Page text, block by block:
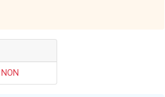
NON